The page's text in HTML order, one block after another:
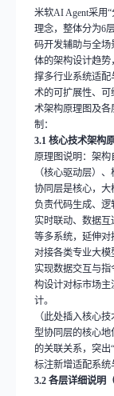
米软AI Agent采用“
理念，整体分为6
码开发辅助与全
体的架构设计趋
撑多行业系统适
术的可扩展性、
术架构原理图及
制：
3.1核心技术架构
原理图说明：架
（核心驱动层）
协同层是核心，大
负责代码生成、
实时联动、数据
等多系统，延伸对
对接各类专业大模
实现数据交互与
构设计对标市场主
计。
（此处插入核心
型协同层的核心
的关联关系，突出
标注新增适配系统
3.2各层详细说明